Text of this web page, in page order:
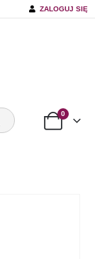
ZALOGUJ SIĘ
0